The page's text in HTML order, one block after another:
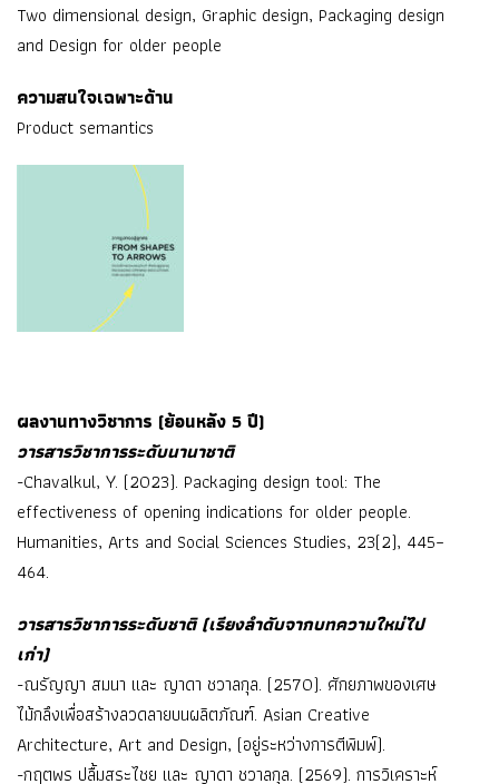
Two dimensional design, Graphic design, Packaging design
and Design for older people
ความสนใจเฉพาะด้าน
Product semantics
ผลงานทางวิชาการ (ย้อนหลัง 5 ปี)
วารสารวิชาการระดับนานาชาติ
-Chavalkul, Y. (2023). Packaging design tool: The
effectiveness of opening indications for older people.
Humanities, Arts and Social Sciences Studies, 23(2), 445–
464.
วารสารวิชาการระดับชาติ (เรียงลำดับจากบทความใหม่ไป
เก่า)
-ณรัญญา สมนา และ ญาดา ชวาลกุล. (2570). ศักยภาพของเศษ
ไม้กลึงเพื่อสร้างลวดลายบนผลิตภัณฑ์. Asian Creative
Architecture, Art and Design, (อยู่ระหว่างการตีพิมพ์).
-กฤตพร ปลื้มสระไชย และ ญาดา ชวาลกุล. (2569). การวิเคราะห์